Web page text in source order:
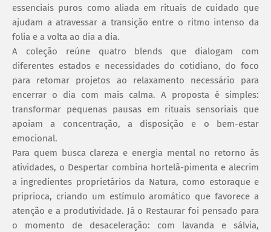
essenciais puros como aliada em rituais de cuidado que
ajudam a atravessar a transição entre o ritmo intenso da
folia e a volta ao dia a dia.
A coleção reúne quatro blends que dialogam com
diferentes estados e necessidades do cotidiano, do foco
para retomar projetos ao relaxamento necessário para
encerrar o dia com mais calma. A proposta é simples:
transformar pequenas pausas em rituais sensoriais que
apoiam a concentração, a disposição e o bem-estar
emocional.
Para quem busca clareza e energia mental no retorno às
atividades, o Despertar combina hortelã-pimenta e alecrim
a ingredientes proprietários da Natura, como estoraque e
priprioca, criando um estímulo aromático que favorece a
atenção e a produtividade. Já o Restaurar foi pensado para
o momento de desaceleração: com lavanda e sálvia,